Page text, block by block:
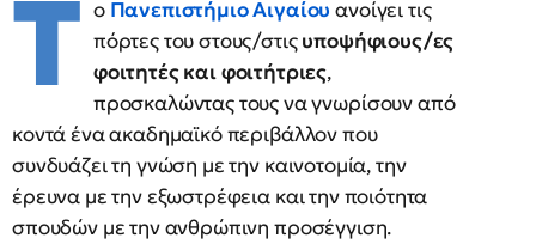
Τ ο Πανεπιστήμιο Αιγαίου ανοίγει τις
πόρτες του στους/στιςυποψήφιους/ες
φοιτητές και φοιτήτριες,
προσκαλώντας τους να γνωρίσουν από
κοντά ένα ακαδημαϊκό περιβάλλον που
συνδυάζει τη γνώση με την καινοτομία, την
έρευνα με την εξωστρέφεια και την ποιότητα
σπουδών με την ανθρώπινη προσέγγιση.